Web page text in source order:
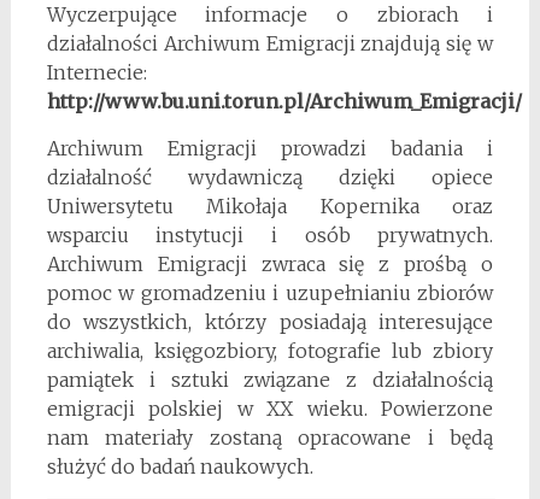
Wyczerpujące informacje o zbiorach i
działalności Archiwum Emigracji znajdują się w
Internecie:
http://www.bu.uni.torun.pl/Archiwum_Emigracji/
Archiwum Emigracji prowadzi badania i
działalność wydawniczą dzięki opiece
Uniwersytetu Mikołaja Kopernika oraz
wsparciu instytucji i osób prywatnych.
Archiwum Emigracji zwraca się z prośbą o
pomoc w gromadzeniu i uzupełnianiu zbiorów
do wszystkich, którzy posiadają interesujące
archiwalia, księgozbiory, fotografie lub zbiory
pamiątek i sztuki związane z działalnością
emigracji polskiej w XX wieku. Powierzone
nam materiały zostaną opracowane i będą
służyć do badań naukowych.